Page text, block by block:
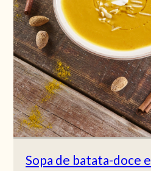
Sopa de batata-doce e